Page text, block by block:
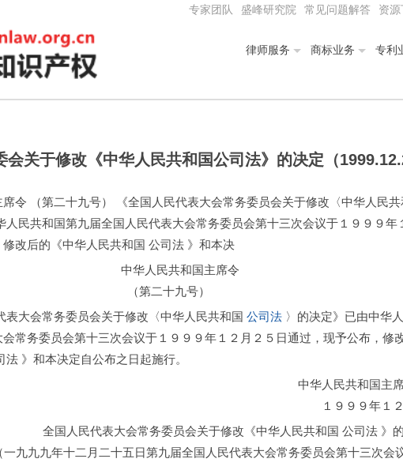
专家团队 盛峰研究院 常见问题解答 资源
律师服务 商标业务 专利
会关于修改《中华人民共和国公司法》的决定（
令 （第二十九号） 《全国人民代表大会常务委员会关于修改〈中华人民共
人民共和国第九届全国人民代表大会常务委员会第十三次会议于１９９９年
修改后的《中华人民共和国 公司法 》和本决
中华人民共和国主席令
（第二十九号）
大会常务委员会关于修改〈中华人民共和国公司法 〉的决定》已由中华
常务委员会第十三次会议于１９９９年１２月２５日通过，现予公布，修
法 》和本决定自公布之日起施行。
中华人民共和国主席 江
１９９９年１２月２
表大会常务委员会关于修改《中华人民共和国 公司法 》的
月二十五日第九届全国人民代表大会常务委员会第十三次会议